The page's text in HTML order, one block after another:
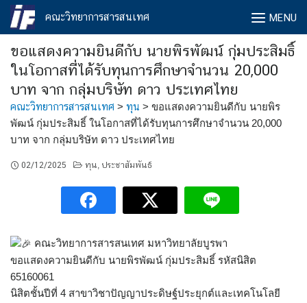
Skip
คณะวิทยาการสารสนเทศ MENU
ขอแสดงความยินดีกับ นายพิรพัฒน์ กุ่มประสิมธิ์
ในโอกาสที่ได้รับทุนการศึกษาจำนวน 20,000
บาท จาก กลุ่มบริษัท ดาว ประเทศไทย
คณะวิทยาการสารสนเทศ > ทุน > ขอแสดงความยินดีกับ นายพิร
พัฒน์ กุ่มประสิมธิ์ ในโอกาสที่ได้รับทุนการศึกษาจำนวน 20,000
บาท จาก กลุ่มบริษัท ดาว ประเทศไทย
02/12/2025 ทุน, ประชาสัมพันธ์
คณะวิทยาการสารสนเทศ มหาวิทยาลัยบูรพา
ขอแสดงความยินดีกับ นายพิรพัฒน์ กุ่มประสิมธิ์ รหัสนิสิต
65160061
นิสิตชั้นปีที่ 4 สาขาวิชาปัญญาประดิษฐ์ประยุกต์และเทคโนโลยี